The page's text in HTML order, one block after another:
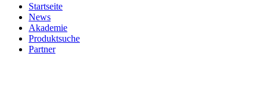
Startseite
News
Akademie
Produktsuche
Partner